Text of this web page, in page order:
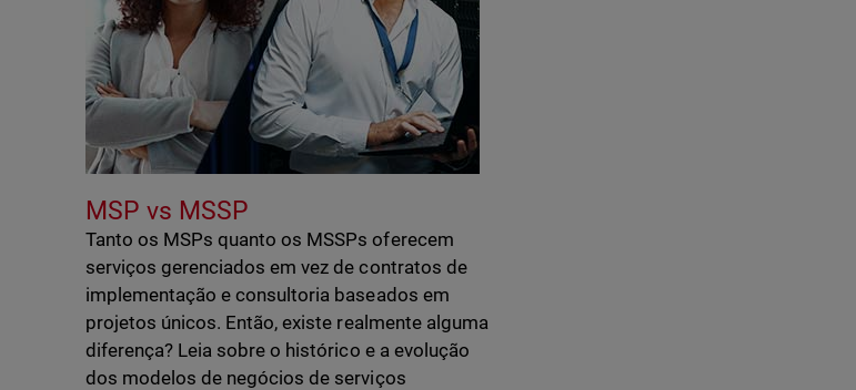
MSP vs MSSP
Tanto os MSPs quanto os MSSPs oferecem
serviços gerenciados em vez de contratos de
implementação e consultoria baseados em
projetos únicos. Então, existe realmente alguma
diferença? Leia sobre o histórico e a evolução
dos modelos de negócios de serviços